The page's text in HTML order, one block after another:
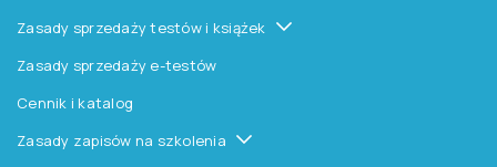
Czytelnia
Procedura wydawnicza
Kontakt